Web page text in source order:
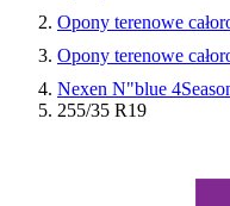
Opony terenowe
Opony terenowe
Nexen N"blue
255/35 R19